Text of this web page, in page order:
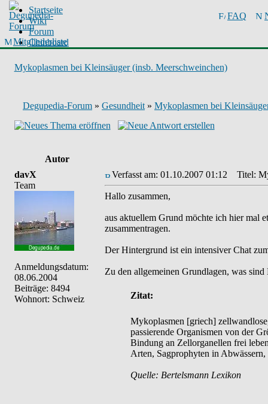
FAQ
Mitgliederliste
Startseite
Wiki
Forum
Chinboard
Mykoplasmen bei Kleinsäuger (insb. Meerschweinchen)
Degupedia-Forum » Gesundheit » Mykoplasmen bei
Autor
davX
Team
Anmeldungsdatum:
08.06.2004
Beiträge: 8494
Wohnort: Schweiz
Verfasst am: 01.10.2007 01:12 Titel:
Hallo zusammen,
aus aktuellem Grund möchte ich hier mal
zusammentragen.
Der Hintergrund ist ein intensiver Chat
Zu den allgemeinen Grundlagen, was
Zitat:
Mykoplasmen [griech]
passierende Organismen von der
Bindung an Zellorganellen frei
Arten, Sagprophyten in
Quelle: Bertelsmann Lexikon